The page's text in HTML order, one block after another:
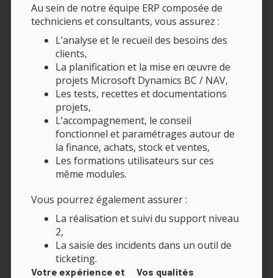
Au sein de notre équipe ERP composée de
techniciens et consultants, vous assurez :
L’analyse et le recueil des besoins des
clients,
La planification et la mise en œuvre de
projets Microsoft Dynamics BC / NAV,
Les tests, recettes et documentations
projets,
L’accompagnement, le conseil
fonctionnel et paramétrages autour de
la finance, achats, stock et ventes,
Les formations utilisateurs sur ces
même modules.
Vous pourrez également assurer :
La réalisation et suivi du support niveau
2,
La saisie des incidents dans un outil de
ticketing.
Votre expérience et Vos qualités